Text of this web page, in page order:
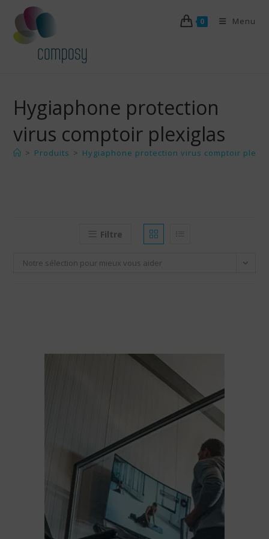
content
0 Menu
Hygiaphone protection
virus comptoir plexiglas
> Produits > Hygiaphone protection virus comptoir
Filtre
Notre sélection pour mieux vous aider